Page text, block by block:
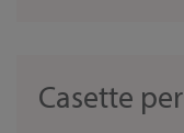
Casette